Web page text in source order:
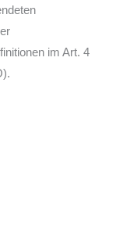
im Art. 4